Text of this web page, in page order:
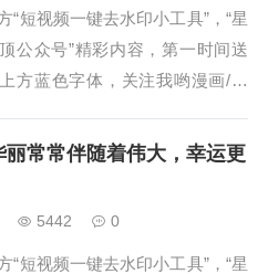
“短视频一键去水印小工具”，“星
公众号”精彩内容，第一时间送
方蓝色字体，关注我哟漫画/头
点击放大 长按保存 世间总有一
常常伴随着伟大，幸运更
5442 0
“短视频一键去水印小工具”，“星